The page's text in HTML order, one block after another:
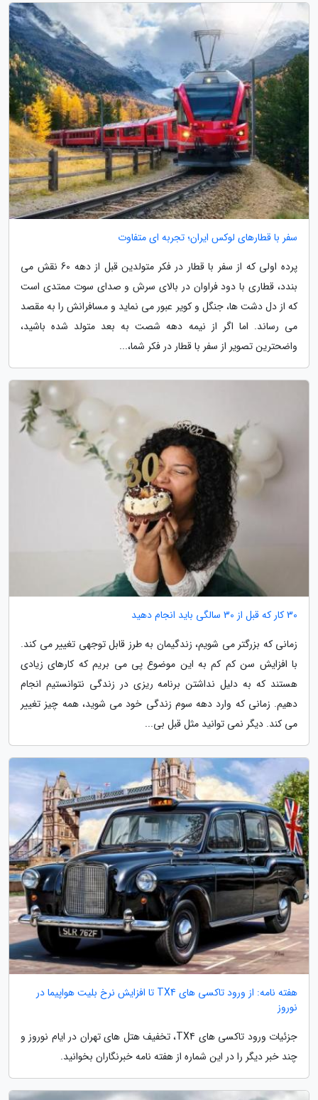
سفر با قطارهای لوکس ایران؛ تجربه ای متفاوت
پرده اولی که از سفر با قطار در فکر متولدین قبل از دهه 60 نقش می
بندد، قطاری با دود فراوان در بالای سرش و صدای سوت ممتدی است
که از دل دشت ها، جنگل و کویر عبور می نماید و مسافرانش را به مقصد
می رساند. اما اگر از نیمه دهه شصت به بعد متولد شده باشید،
واضحترین تصویر از سفر با قطار در فکر شما،...
30 کار که قبل از 30 سالگی باید انجام دهید
زمانی که بزرگتر می شویم، زندگیمان به طرز قابل توجهی تغییر می کند.
با افزایش سن کم کم به این موضوع پی می بریم که کارهای زیادی
هستند که به دلیل نداشتن برنامه ریزی در زندگی نتوانستیم انجام
دهیم. زمانی که وارد دهه سوم زندگی خود می شوید، همه چیز تغییر
می کند. دیگر نمی توانید مثل قبل بی...
هفته نامه: از ورود تاکسی های TX4 تا افزایش نرخ بلیت هواپیما در
نوروز
جزئیات ورود تاکسی های TX4، تخفیف هتل های تهران در ایام نوروز و
چند خبر دیگر را در این شماره از هفته نامه خبرنگاران بخوانید.